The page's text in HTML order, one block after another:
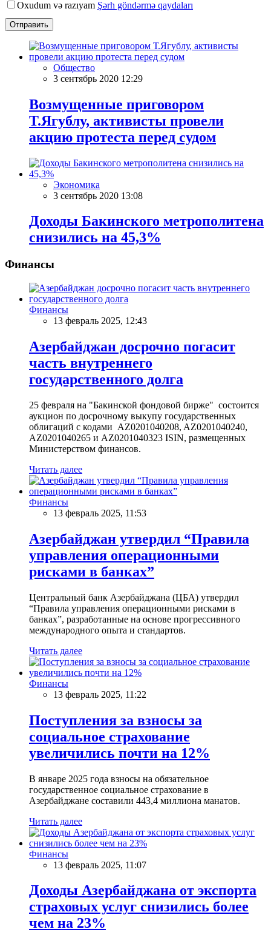
Oxudum və razıyam Şərh göndərmə qaydaları
Отправить
Общество
3 сентябрь 2020 12:29
Возмущенные приговором
Т.Ягублу, активисты провели
акцию протеста перед судом
Экономика
3 сентябрь 2020 13:08
Доходы Бакинского метрополитена
снизились на 45,3%
Финансы
Финансы
13 февраль 2025, 12:43
Азербайджан досрочно погасит
часть внутреннего
государственного долга
25 февраля на "Бакинской фондовой бирже" состоится
аукцион по досрочному выкупу государственных
облигаций с кодами AZ0201040208, AZ0201040240,
AZ0201040265 и AZ0201040323 ISIN, размещенных
Министерством финансов.
Читать далее
Финансы
13 февраль 2025, 11:53
Азербайджан утвердил “Правила
управления операционными
рисками в банках”
Центральный банк Азербайджана (ЦБА) утвердил
“Правила управления операционными рисками в
банках”, разработанные на основе прогрессивного
международного опыта и стандартов.
Читать далее
Финансы
13 февраль 2025, 11:22
Поступления за взносы за
социальное страхование
увеличились почти на 12%
В январе 2025 года взносы на обязательное
государственное социальное страхование в
Азербайджане составили 443,4 миллиона манатов.
Читать далее
Финансы
13 февраль 2025, 11:07
Доходы Азербайджана от экспорта
страховых услуг снизились более
чем на 23%